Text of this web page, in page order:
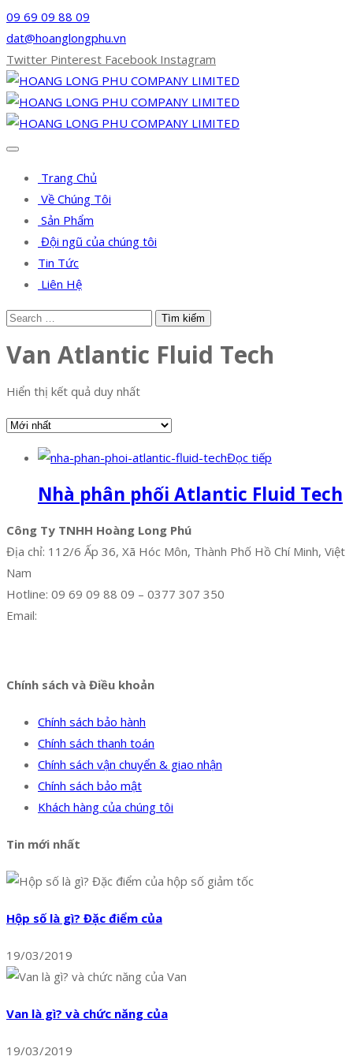
09 69 09 88 09
dat@hoanglongphu.vn
Twitter Pinterest Facebook Instagram
Trang Chủ
Về Chúng Tôi
Sản Phẩm
Đội ngũ của chúng tôi
Tin Tức
Liên Hệ
Van Atlantic Fluid Tech
Hiển thị kết quả duy nhất
Đọc tiếp
Nhà phân phối Atlantic Fluid Tech
Công Ty TNHH Hoàng Long Phú
Địa chỉ: 112/6 Ấp 36, Xã Hóc Môn, Thành Phố Hồ Chí Minh, Việt
Nam
Hotline: 09 69 09 88 09 – 0377 307 350
Email:
Chính sách và Điều khoản
Chính sách bảo hành
Chính sách thanh toán
Chính sách vận chuyển & giao nhận
Chính sách bảo mật
Khách hàng của chúng tôi
Tin mới nhất
Hộp số là gì? Đặc điểm của
19/03/2019
Van là gì? và chức năng của
19/03/2019